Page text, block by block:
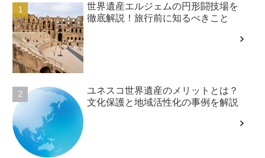
世界遺産エルジェムの円形闘技場を
徹底解説！旅行前に知るべきこと
ユネスコ世界遺産のメリットとは？
文化保護と地域活性化の事例を解説